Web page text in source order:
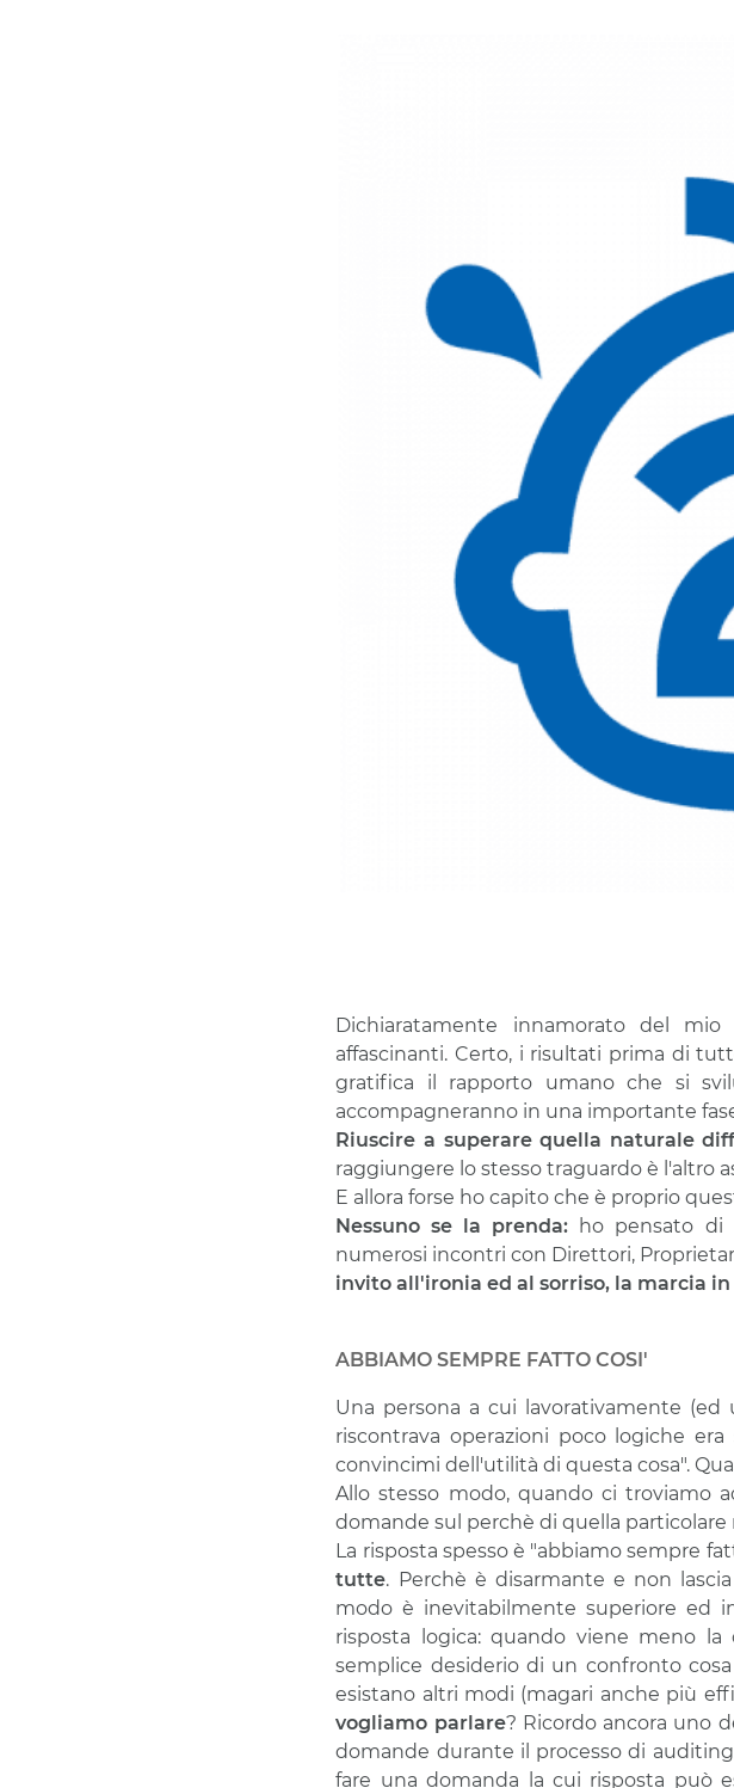
Dichiaratamente innamorato del
affascinanti. Certo, i risultati prima di
gratifica il rapporto umano che si
accompagneranno in una importante
Riuscire a superare quella naturale
raggiungere lo stesso traguardo è l'altro
E allora forse ho capito che è proprio
Nessuno se la prenda: ho pensato di
numerosi incontri con Direttori,
invito all'ironia ed al sorriso, la marcia
ABBIAMO SEMPRE FATTO COSI'
Una persona a cui lavorativamente
riscontrava operazioni poco logiche
convincimi dell'utilità di questa cosa".
Allo stesso modo, quando ci troviamo
domande sul perchè di quella
La risposta spesso è "abbiamo sempre
tutte. Perchè è disarmante e non
modo è inevitabilmente superiore ed
risposta logica: quando viene meno
semplice desiderio di un confronto
esistano altri modi (magari anche più
vogliamo parlare? Ricordo ancora uno
domande durante il processo di
fare una domanda la cui risposta può